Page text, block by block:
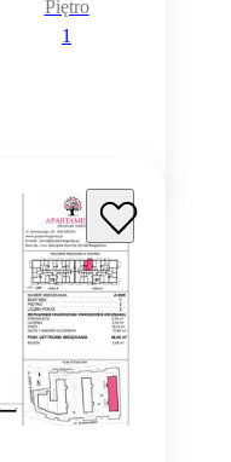
Piętro
1